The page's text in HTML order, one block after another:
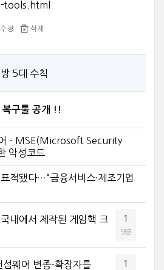
tools.html
수정 삭제
5대 수칙
구툴 공개 !!
- MSE(Microsoft Security
악성코드
적됐다…“금융서비스·제조기업
내에서 제작된 게임핵 크
1
댓글
웨어 변종-확장자를
1